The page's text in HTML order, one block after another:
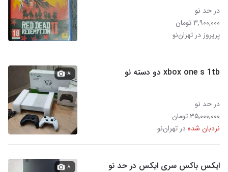
در حد نو
۳,۹۰۰,۰۰۰ تومان
پریروز در تهران‌نو
xbox one s 1tb دو دسته نو
در حد نو
۳۵,۰۰۰,۰۰۰ تومان
نردبان شدهدر تهران‌نو
۸
ایکس باکس سری ایکس در حد نو ۸